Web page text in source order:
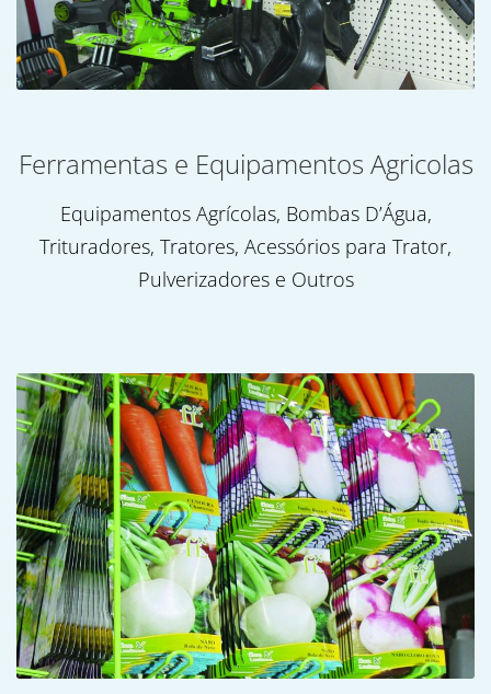
Ferramentas e Equipamentos Agricolas
Equipamentos Agrícolas, Bombas D’Água,
Trituradores, Tratores, Acessórios para Trator,
Pulverizadores e Outros